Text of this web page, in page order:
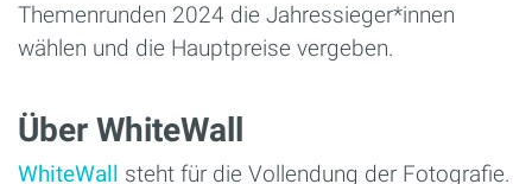
Themenrunden 2024 die Jahressieger*innen
wählen und die Hauptpreise vergeben.
Über WhiteWall
WhiteWall steht für die Vollendung der Fotografie.